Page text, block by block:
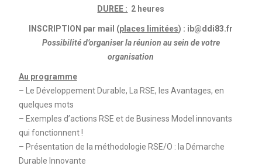
DUREE : 2 heures
INSCRIPTION par mail (places limitées) : ib@ddi83.fr
Possibilité d’organiser la réunion au sein de votre
organisation
Au programme
– Le Développement Durable, La RSE, les Avantages, en
quelques mots
– Exemples d’actions RSE et de Business Model innovants
qui fonctionnent !
– Présentation de la méthodologie RSE/O : la Démarche
Durable Innovante